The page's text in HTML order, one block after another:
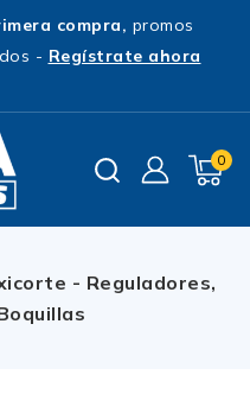
compra, promos
- Regístrate ahora
0
- Reguladores,